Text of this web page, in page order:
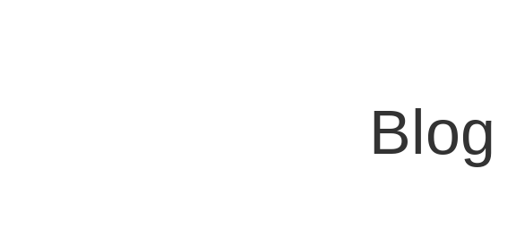
Blog